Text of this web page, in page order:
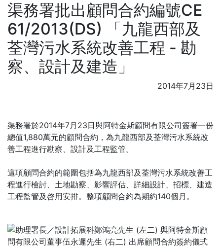
渠務署批出顧問合約編號CE
61/2013(DS) 「九龍西部及
荃灣污水系統改善工程 - 勘
察、設計及建造」
2014年7月23日
渠務署於2014年7月23日與阿特金斯顧問有限公司簽署一份
總值1,880萬元的顧問合約，為九龍西部及荃灣污水系統改
善工程進行勘察、設計及工程監管。
這項顧問合約的範圍包括為九龍西部及荃灣污水系統改善工
程進行檢討、土地勘察、影響評估、詳細設計、招標、建造
工程監管及啓用安排。整項顧問合約為期約140個月。